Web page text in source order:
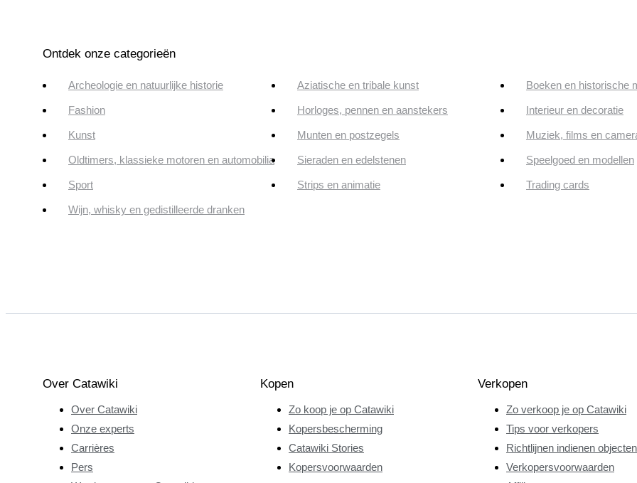
Ontdek onze categorieën
Archeologie en natuurlijke historie Aziatische en tribale kunst Boeken en historische
Fashion Horloges, pennen en aanstekers Interieur en decoratie
Kunst Munten en postzegels Muziek, films en
Oldtimers, klassieke motoren en automobilia Sieraden en edelstenen Speelgoed en modellen
Sport Strips en animatie Trading cards
Wijn, whisky en gedistilleerde dranken
Over Catawiki
Over Catawiki
Onze experts
Carrières
Pers
Kopen
Zo koop je op Catawiki
Kopersbescherming
Catawiki Stories
Kopersvoorwaarden
Verkopen
Zo verkoop je op Catawiki
Tips voor verkopers
Richtlijnen indienen objecten
Verkopersvoorwaarden